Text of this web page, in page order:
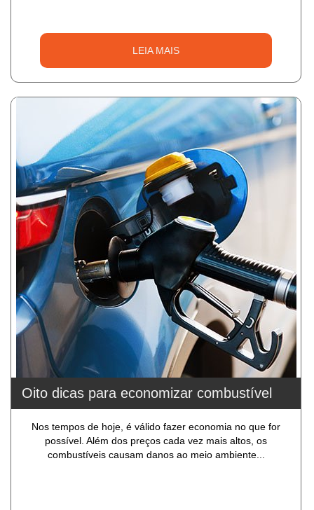
LEIA MAIS
Oito dicas para economizar combustível
Nos tempos de hoje, é válido fazer economia no que for
possível. Além dos preços cada vez mais altos, os
combustíveis causam danos ao meio ambiente...